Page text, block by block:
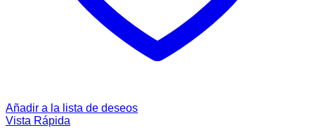
Añadir a la lista de deseos
Vista Rápida